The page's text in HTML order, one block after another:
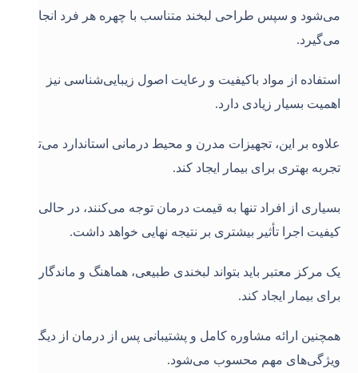
می‌شود و سپس طراحی لبخند متناسب با چهره هر فرد انجام
می‌گیرد.
استفاده از مواد باکیفیت و رعایت اصول زیبایی‌شناسی نیز
اهمیت بسیار زیادی دارد.
علاوه بر این، تجهیزات مدرن و محیط درمانی استاندارد می‌تواند
تجربه بهتری برای بیمار ایجاد کند.
بسیاری از افراد تنها به قیمت درمان توجه می‌کنند، در حالی که
کیفیت اجرا تأثیر بیشتری بر نتیجه نهایی خواهد داشت.
یک مرکز معتبر باید بتواند لبخندی طبیعی، هماهنگ و ماندگار
برای بیمار ایجاد کند.
همچنین ارائه مشاوره کامل و پشتیبانی پس از درمان از دیگر
ویژگی‌های مهم محسوب می‌شود.